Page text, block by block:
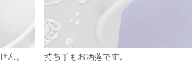
ん。 持ち手もお洒落です。